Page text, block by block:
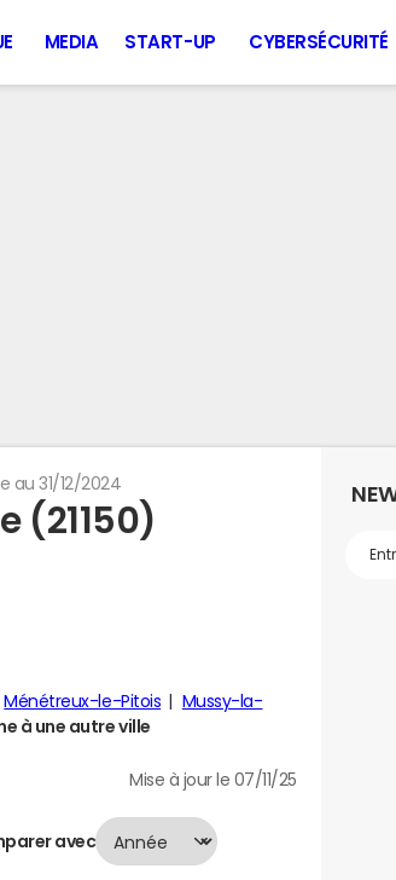
MEDIA START-UP CYBERSÉCURITÉ
au 31/12/2024
(21150)
Ménétreux-le-Pitois
Mussy-la-
à une autre ville
Mise à jour le 07/11/25
avec